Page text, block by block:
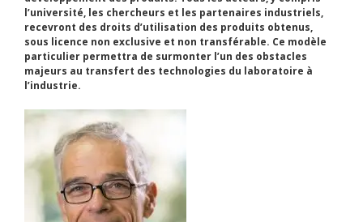
l’université, les chercheurs et les partenaires industriels,
recevront des droits d’utilisation des produits obtenus,
sous licence non exclusive et non transférable. Ce modèle
particulier permettra de surmonter l’un des obstacles
majeurs au transfert des technologies du laboratoire à
l’industrie.